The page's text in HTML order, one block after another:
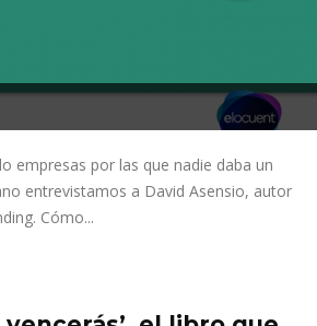
empresas por las que nadie daba un
entrevistamos a David Asensio, autor
Cómo...